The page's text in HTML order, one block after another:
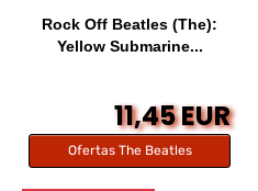
Rock Off Beatles (The):
Yellow Submarine...
11,45 EUR
Ofertas The Beatles